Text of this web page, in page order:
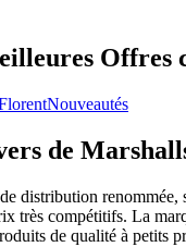
Offres
Nouveautés
de
distribution renommée,
très compétitifs. La
de qualité à petits